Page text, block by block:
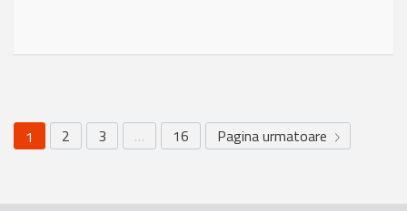
1 2 3 … 16 Pagina urmatoare